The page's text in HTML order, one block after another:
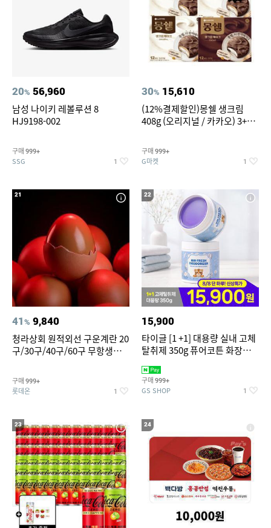
20% 56,960
남성 나이키 레볼루션 8
HJ9198-002
구매 999+
SSG 1
30% 15,610
(12%결제할인)몽쉘 생크림
408g (오리지널 / 카카오) 3+1
구매 999+
G마켓 1
21
41% 9,840
청라상회 원적외선 구운계란 20
구/30구/40구/60구 무항생제
구매 999+
롯데온 1
22
15,900
타이글 [1 +1] 대용량 실내 고체
탈취제 350g 퓨어코튼 화장실
구매 999+
GS SHOP 1
23 24